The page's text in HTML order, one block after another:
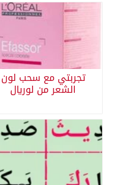
تجربتي مع سحب لون
الشعر من لوريال